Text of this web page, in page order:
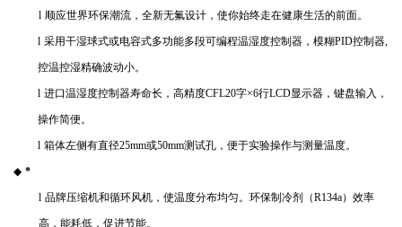
l 顺应世界环保潮流，全新无氟设计，使你始终走在健康生活的前面。
l 采用干湿球式或电容式多功能多段可编程温湿度控制器，模糊PID控制器,
控温控湿精确波动小。
l 进口温湿度控制器寿命长，高精度CFL20字×6行LCD显示器，键盘输入，
操作简便。
l 箱体左侧有直径25mm或50mm测试孔，便于实验操作与测量温度。
◆ *
l 品牌压缩机和循环风机，使温度分布均匀。环保制冷剂（R134a）效率
高，能耗低，促进节能。